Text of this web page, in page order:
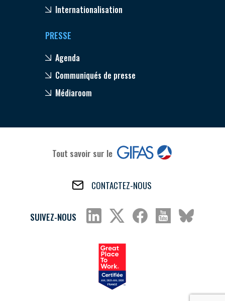
Internationalisation
PRESSE
Agenda
Communiqués de presse
Médiaroom
Tout savoir sur le
CONTACTEZ-NOUS
SUIVEZ-NOUS